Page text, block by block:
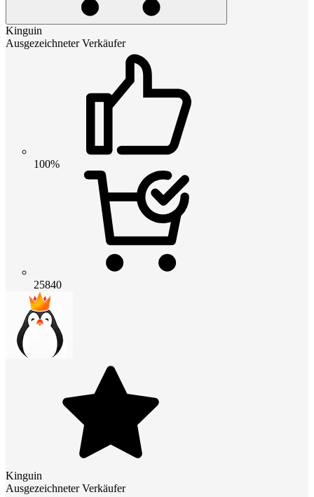
Kinguin
Ausgezeichneter Verkäufer
100%
25840
Kinguin
Ausgezeichneter Verkäufer